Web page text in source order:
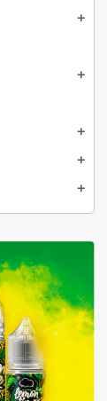
add
add
add
add
add